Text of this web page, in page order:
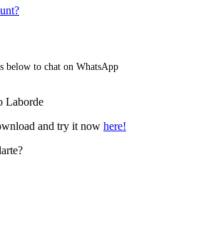
below to chat on WhatsApp
Laborde
and try it now here!